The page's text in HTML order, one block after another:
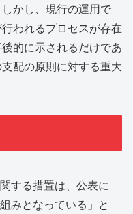
かし、現行の運用で
われるプロセスが存在
的に示されるだけであ
配の原則に対する重大
する措置は、公表に
みとなっている」と